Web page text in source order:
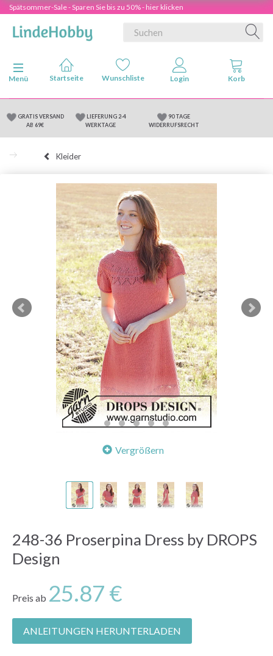
Spätsommer-Sale - Sparen Sie bis zu 50% - hier klicken
Anzeige ändern
Menü
GRATIS VERSAND
AB 69€
LIEFERUNG 2-4
WERKTAGE
90 TAGE
WIDERRUFSRECHT
Kleider
Vergrößern
248-36 Proserpina Dress by DROPS
Design
Preis ab 25.87 €
ANLEITUNGEN HERUNTERLADEN